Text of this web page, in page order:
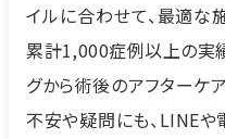
イルに合わせて、最適な
累計1,000症例以上の実
グから術後のアフターケ
不安や疑問にも、LINE